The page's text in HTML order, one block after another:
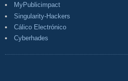
MyPublicimpact
Singularity-Hackers
Cálico Electrónico
Cyberhades